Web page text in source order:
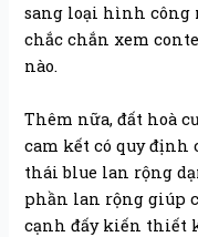
sang loại hình công
chắc chắn xem
nào.
Thêm nữa, đất hoà
cam kết có quy định
thái blue lan rộng
phần lan rộng giúp
cạnh đấy kiến thiết